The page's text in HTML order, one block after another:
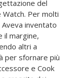
del
Per molti
inventato
il margine,
altri a
per sfornare più
e Cook